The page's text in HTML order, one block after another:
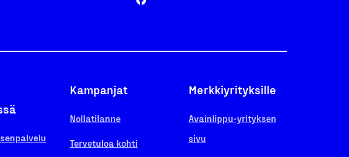
Kampanjat
Nollatilanne
Tervetuloa kohti
Merkkiyrityksille
Avainlippu-yrityksen
sivu